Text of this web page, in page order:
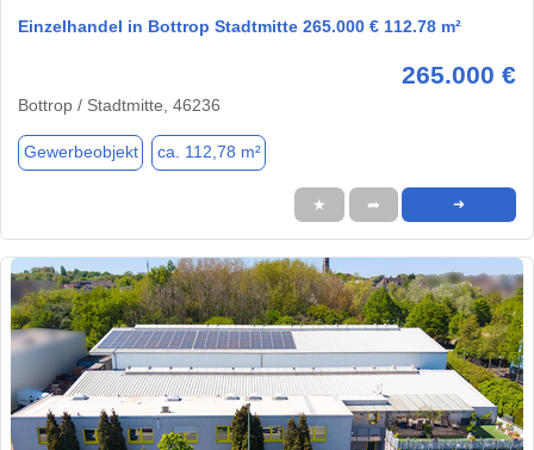
Einzelhandel in Bottrop Stadtmitte 265.000 € 112.78 m²
265.000 €
Bottrop / Stadtmitte, 46236
Gewerbeobjekt ca. 112,78 m²
★ ➦ ➜